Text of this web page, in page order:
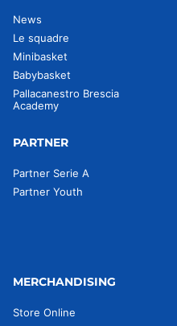
News
Le squadre
Minibasket
Babybasket
Pallacanestro Brescia
Academy
PARTNER
Partner Serie A
Partner Youth
MERCHANDISING
Store Online